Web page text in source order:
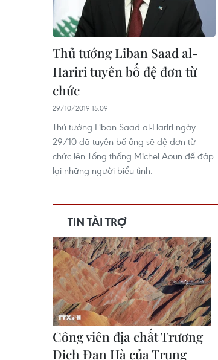
Thủ tướng Liban Saad al-
Hariri tuyên bố đệ đơn từ
chức
29/10/2019 15:09
Thủ tướng Liban Saad al-Hariri ngày
29/10 đã tuyên bố ông sẽ đệ đơn từ
chức lên Tổng thống Michel Aoun để đáp
lại những người biểu tình.